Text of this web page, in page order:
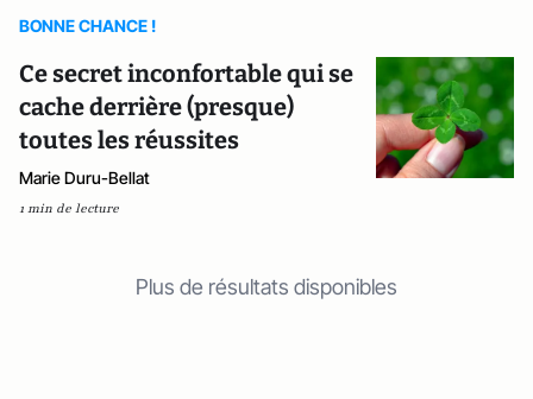
BONNE CHANCE !
Ce secret inconfortable qui se
cache derrière (presque)
toutes les réussites
Marie Duru-Bellat
1 min de lecture
Plus de résultats disponibles